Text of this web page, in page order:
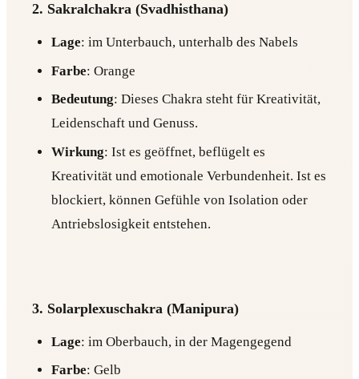
2. Sakralchakra (Svadhisthana)
Lage: im Unterbauch, unterhalb des Nabels
Farbe: Orange
Bedeutung: Dieses Chakra steht für Kreativität,
Leidenschaft und Genuss.
Wirkung: Ist es geöffnet, beflügelt es
Kreativität und emotionale Verbundenheit. Ist es
blockiert, können Gefühle von Isolation oder
Antriebslosigkeit entstehen.
3. Solarplexuschakra (Manipura)
Lage: im Oberbauch, in der Magengegend
Farbe: Gelb